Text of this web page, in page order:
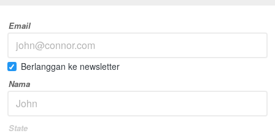
Email
Berlanggan ke newsletter
Nama
State